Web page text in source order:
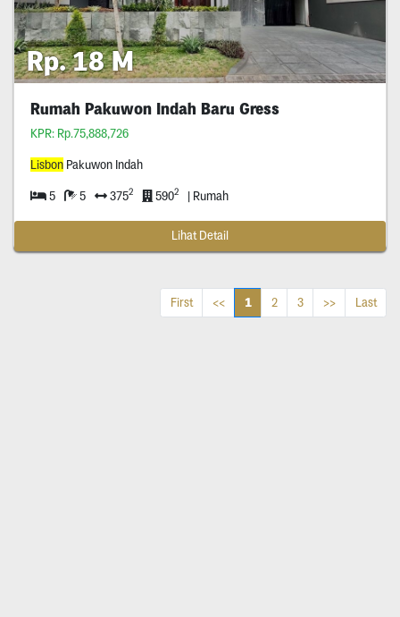
Rp. 18 M
Rumah Pakuwon Indah Baru Gress
KPR: Rp.75,888,726
LisbonPakuwon Indah
5 5 3752 5902 | Rumah
Lihat Detail
First << 1 2 3 >> Last